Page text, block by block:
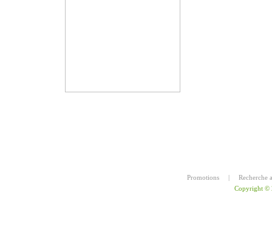
Promotions |
Recherche
Copyright ©